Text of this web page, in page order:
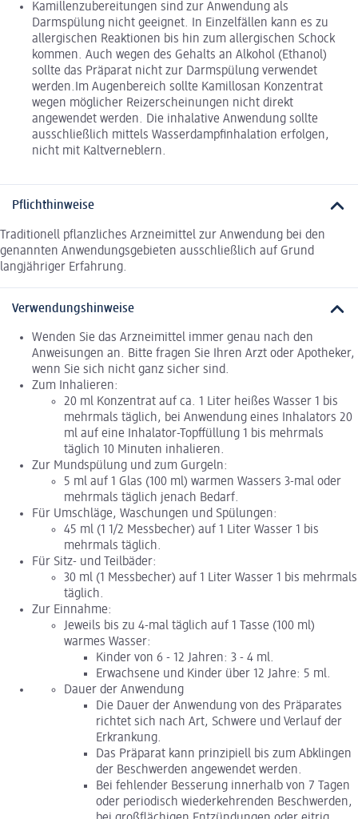
Kamillenzubereitungen sind zur Anwendung als
Darmspülung nicht geeignet. In Einzelfällen kann es zu
allergischen Reaktionen bis hin zum allergischen Schock
kommen. Auch wegen des Gehalts an Alkohol (Ethanol)
sollte das Präparat nicht zur Darmspülung verwendet
werden.Im Augenbereich sollte Kamillosan Konzentrat
wegen möglicher Reizerscheinungen nicht direkt
angewendet werden. Die inhalative Anwendung sollte
ausschließlich mittels Wasserdampfinhalation erfolgen,
nicht mit Kaltverneblern.
Pflichthinweise
Traditionell pflanzliches Arzneimittel zur Anwendung bei den
genannten Anwendungsgebieten ausschließlich auf Grund
langjähriger Erfahrung.
Verwendungshinweise
Wenden Sie das Arzneimittel immer genau nach den
Anweisungen an. Bitte fragen Sie Ihren Arzt oder Apotheker,
wenn Sie sich nicht ganz sicher sind.
Zum Inhalieren:
20 ml Konzentrat auf ca. 1 Liter heißes Wasser 1 bis
mehrmals täglich, bei Anwendung eines Inhalators 20
ml auf eine Inhalator-Topffüllung 1 bis mehrmals
täglich 10 Minuten inhalieren.
Zur Mundspülung und zum Gurgeln:
5 ml auf 1 Glas (100 ml) warmen Wassers 3-mal oder
mehrmals täglich jenach Bedarf.
Für Umschläge, Waschungen und Spülungen:
45 ml (1 1/2 Messbecher) auf 1 Liter Wasser 1 bis
mehrmals täglich.
Für Sitz- und Teilbäder:
30 ml (1 Messbecher) auf 1 Liter Wasser 1 bis mehrmals
täglich.
Zur Einnahme:
Jeweils bis zu 4-mal täglich auf 1 Tasse (100 ml)
warmes Wasser:
Kinder von 6 - 12 Jahren: 3 - 4 ml.
Erwachsene und Kinder über 12 Jahre: 5 ml.
Dauer der Anwendung
Die Dauer der Anwendung von des Präparates
richtet sich nach Art, Schwere und Verlauf der
Erkrankung.
Das Präparat kann prinzipiell bis zum Abklingen
der Beschwerden angewendet werden.
Bei fehlender Besserung innerhalb von 7 Tagen
oder periodisch wiederkehrenden Beschwerden,